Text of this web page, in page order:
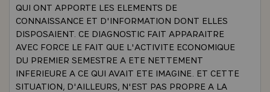
QUI ONT APPORTE LES ELEMENTS DE
CONNAISSANCE ET D'INFORMATION DONT ELLES
DISPOSAIENT. CE DIAGNOSTIC FAIT APPARAITRE
AVEC FORCE LE FAIT QUE L'ACTIVITE ECONOMIQUE
DU PREMIER SEMESTRE A ETE NETTEMENT
INFERIEURE A CE QUI AVAIT ETE IMAGINE. ET CETTE
SITUATION, D'AILLEURS, N'EST PAS PROPRE A LA